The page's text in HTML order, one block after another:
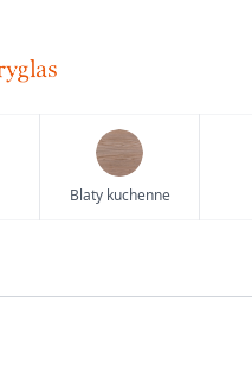
Blaty kuchenne